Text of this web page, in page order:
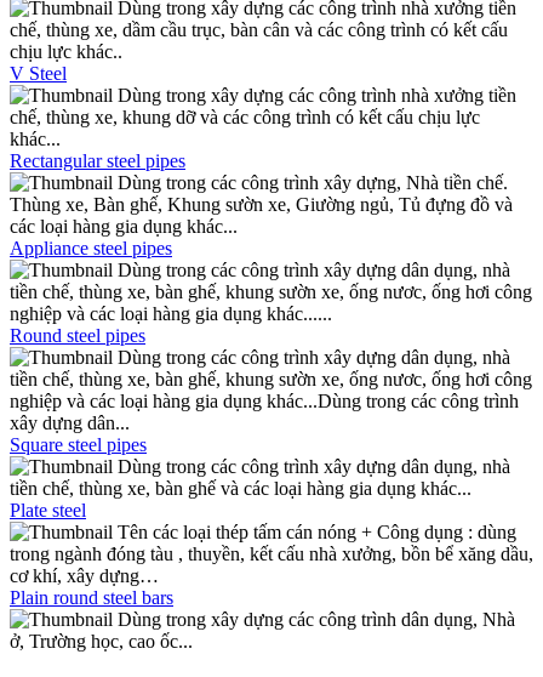
Dùng trong xây dựng các công trình nhà xưởng tiền
chế, thùng xe, dầm cầu trục, bàn cân và các công trình có kết cấu
chịu lực khác..
V Steel
Dùng trong xây dựng các công trình nhà xưởng tiền
chế, thùng xe, khung dỡ và các công trình có kết cấu chịu lực
khác...
Rectangular steel pipes
Dùng trong các công trình xây dựng, Nhà tiền chế.
Thùng xe, Bàn ghế, Khung sườn xe, Giường ngủ, Tủ đựng đồ và
các loại hàng gia dụng khác...
Appliance steel pipes
Dùng trong các công trình xây dựng dân dụng, nhà
tiền chế, thùng xe, bàn ghế, khung sườn xe, ống nươc, ống hơi công
nghiệp và các loại hàng gia dụng khác......
Round steel pipes
Dùng trong các công trình xây dựng dân dụng, nhà
tiền chế, thùng xe, bàn ghế, khung sườn xe, ống nươc, ống hơi công
nghiệp và các loại hàng gia dụng khác...Dùng trong các công trình
xây dựng dân...
Square steel pipes
Dùng trong các công trình xây dựng dân dụng, nhà
tiền chế, thùng xe, bàn ghế và các loại hàng gia dụng khác...
Plate steel
Tên các loại thép tấm cán nóng + Công dụng : dùng
trong ngành đóng tàu , thuyền, kết cấu nhà xưởng, bồn bể xăng dầu,
cơ khí, xây dựng…
Plain round steel bars
Dùng trong xây dựng các công trình dân dụng, Nhà
ở, Trường học, cao ốc...